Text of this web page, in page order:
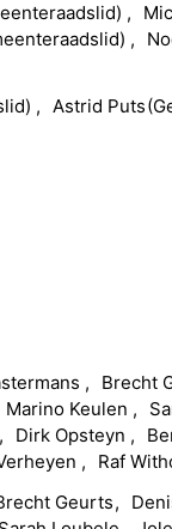
)
)
) Astrid Puts(
Brecht
Marino Keulen
Dirk Opsteyn
Raf
Geurts